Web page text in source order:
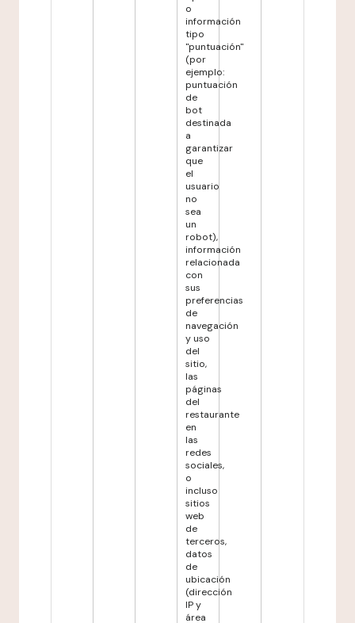
o
información
tipo
"puntuación"
(por
ejemplo:
puntuación
de
bot
destinada
a
garantizar
que
el
usuario
no
sea
un
robot),
información
relacionada
con
sus
preferencias
de
navegación
y uso
del
sitio,
las
páginas
del
restaurante
en
las
redes
sociales,
o
incluso
sitios
web
de
terceros,
datos
de
ubicación
(dirección
IP y
área